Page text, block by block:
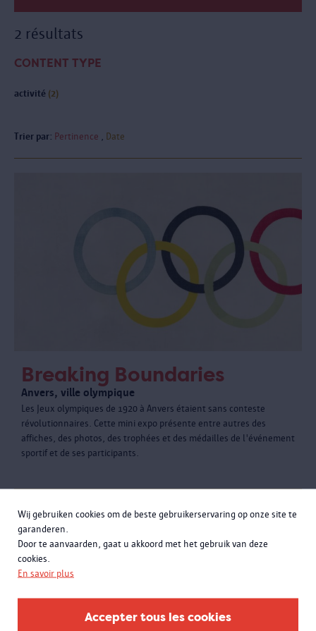
Wij gebruiken cookies om de beste gebruikerservaring op onze site te
garanderen.
Door te aanvaarden, gaat u akkoord met het gebruik van deze
cookies.
En savoir plus
Accepter tous les cookies
2 résultats
CONTENT TYPE
activité (2)
Trier par: Pertinence Date
Breaking Boundaries
Anvers, ville olympique
Les Jeux olympiques de 1920 à Anvers étaient sans conteste
révolutionnaires. Cette mini expo présente entre autres des
affiches, des photos, des trophées et des médailles de l'événement
sportif et de ses participants.